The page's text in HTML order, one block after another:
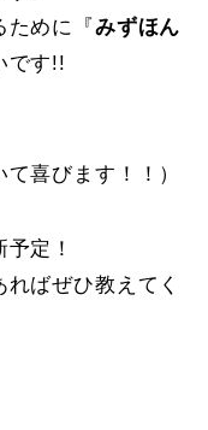
ために『みずほん
です!!
喜びます！！）
定！
ばぜひ教えてく